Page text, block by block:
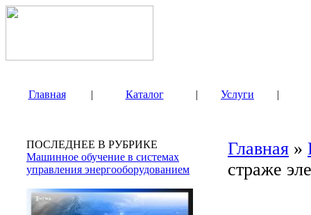
Главная | Каталог | Услуги |
ПОСЛЕДНЕЕ В РУБРИКЕ
Машинное обучение в системах
управления энергооборудованием
Главная »
страже